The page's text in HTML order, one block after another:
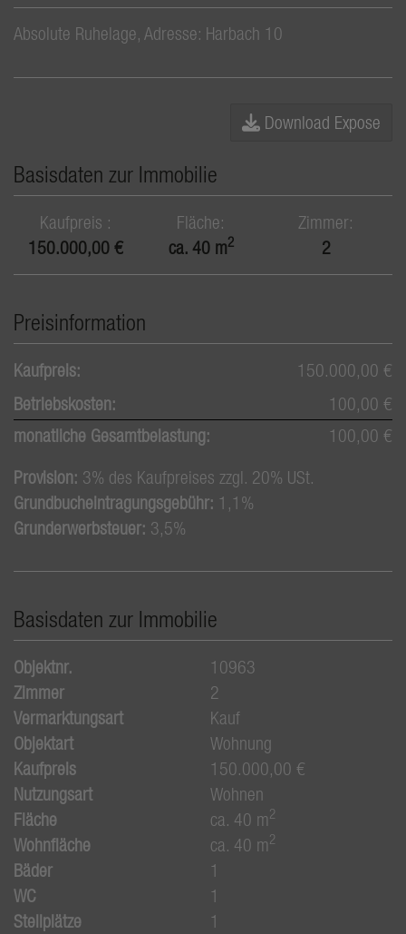
Absolute Ruhelage, Adresse: Harbach 10
Download Expose
Basisdaten zur Immobilie
Kaufpreis
150.000,00 €
Fläche
ca. 40 m2
Zimmer
2
Preisinformation
Kaufpreis:
150.000,00 €
Betriebskosten:
100,00 €
monatliche Gesamtbelastung:
100,00 €
Provision: 3% des Kaufpreises zzgl. 20% USt.
Grundbucheintragungsgebühr: 1,1%
Grunderwerbsteuer: 3,5%
Basisdaten zur Immobilie
Objektnr.
10963
Zimmer
2
Vermarktungsart
Kauf
Objektart
Wohnung
Kaufpreis
150.000,00 €
Nutzungsart
Wohnen
Fläche
ca. 40 m2
Wohnfläche ca. 40 m2
Bäder
1
WC
1
Stellplätze
1